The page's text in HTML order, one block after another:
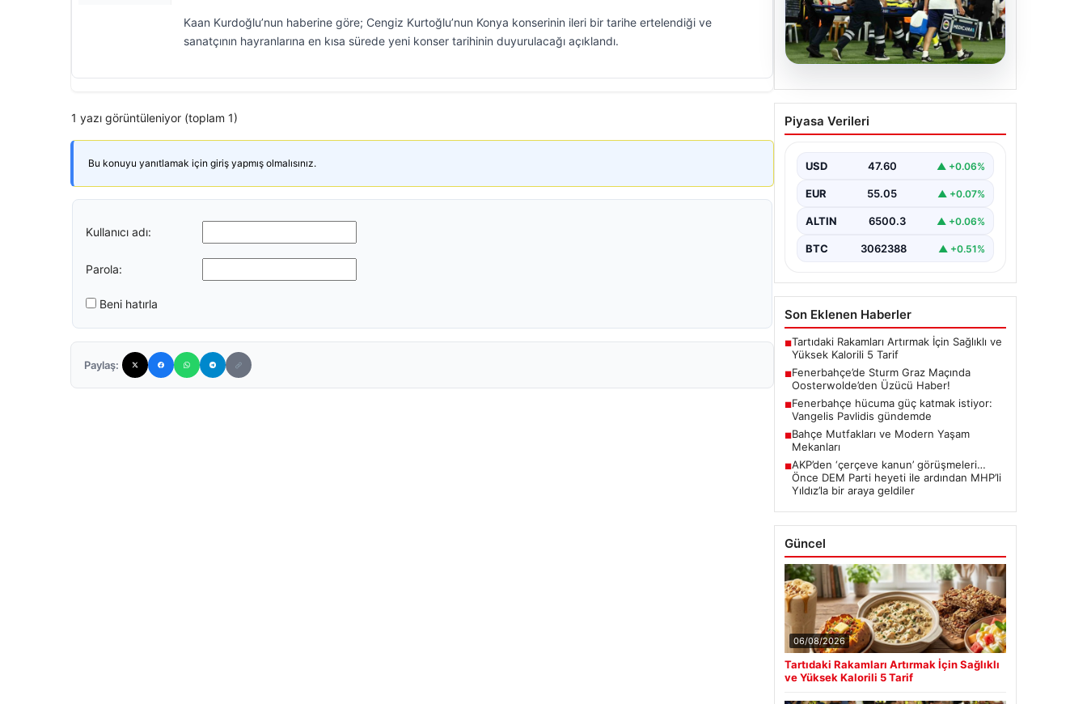
Kaan Kurdoğlu’nun haberine göre; Cengiz Kurtoğlu’nun Konya konserinin ileri bir tarihe ertelendiği ve
sanatçının hayranlarına en kısa sürede yeni konser tarihinin duyurulacağı açıklandı.
1 yazı görüntüleniyor (toplam 1)
Bu konuyu yanıtlamak için giriş yapmış olmalısınız.
Kullanıcı adı:
Parola:
Beni hatırla
Paylaş:
05.08.2026
Fenerbahçe’de Sturm
Graz Maçında
Haber!
Fenerbahçe, Şampiyonlar Ligi 3. ön
eleme turunda Almanya temsilcisi
Mücadele…
Piyasa Verileri
USD 47.60 ▲ +0.06%
EUR 55.05 ▲ +0.07%
ALTIN 6500.3 ▲ +0.06%
BTC 3062388 ▲ +0.51%
Son Eklenen Haberler
■Tartıdaki Rakamları Artırmak İçin Sağlıklı ve
Yüksek Kalorili 5 Tarif
■Fenerbahçe’de Sturm Graz Maçında
Oosterwolde’den Üzücü Haber!
■Fenerbahçe hücuma güç katmak istiyor:
Vangelis Pavlidis gündemde
■Bahçe Mutfakları ve Modern Yaşam
Mekanları
■AKP’den ‘çerçeve kanun’ görüşmeleri…
Önce DEM Parti heyeti ile ardından MHP’li
Yıldız’la bir araya geldiler
Güncel
06/08/2026
Tartıdaki Rakamları Artırmak İçin Sağlıklı
ve Yüksek Kalorili 5 Tarif